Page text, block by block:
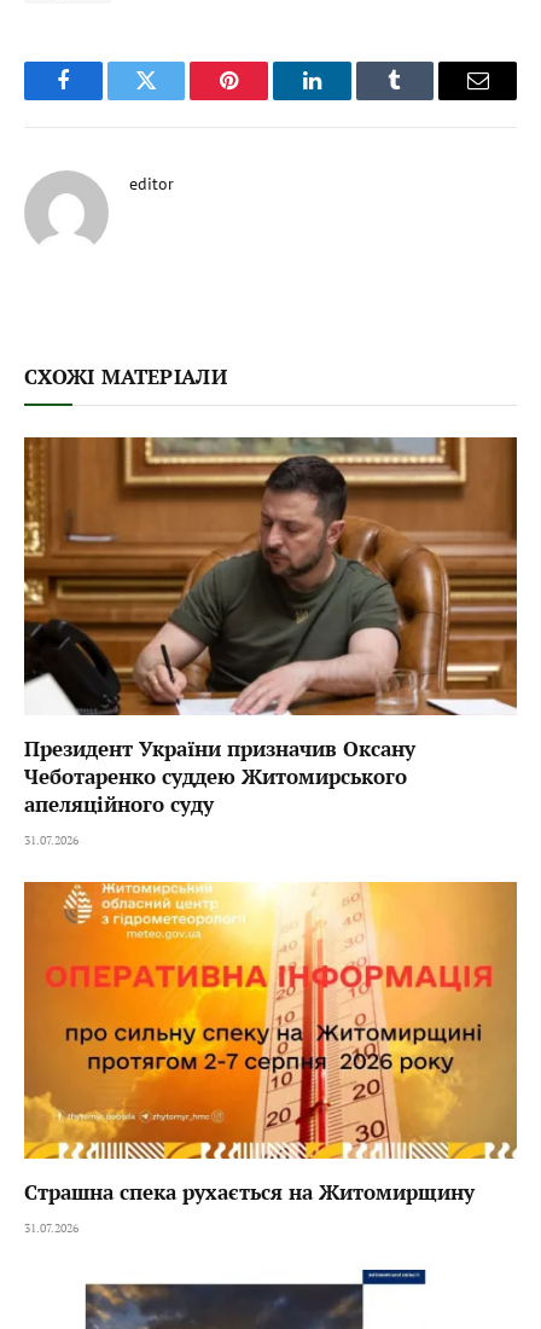
FacebookTwitter Pinterest LinkedInTumblr Email
editor
СХОЖІ МАТЕРІАЛИ
Президент України призначив Оксану
Чеботаренко суддею Житомирського
апеляційного суду
31.07.2026
Страшна спека рухається на Житомирщину
31.07.2026